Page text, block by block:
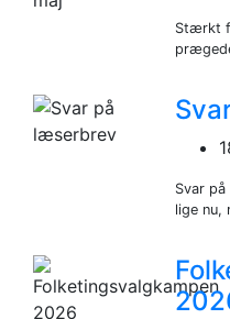
Stærkt
Svar
lige nu,